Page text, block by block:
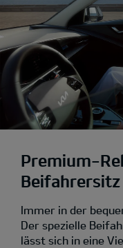
Premium-
Beifahrersitz
Immer in der
Der spezielle
lässt sich in eine